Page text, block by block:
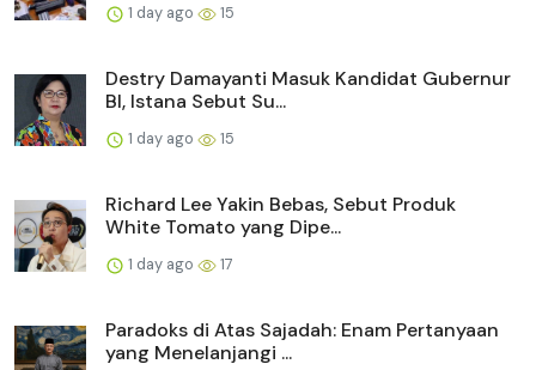
1 day ago 15
Destry Damayanti Masuk Kandidat Gubernur
BI, Istana Sebut Su...
1 day ago 15
Richard Lee Yakin Bebas, Sebut Produk
White Tomato yang Dipe...
1 day ago 17
Paradoks di Atas Sajadah: Enam Pertanyaan
yang Menelanjangi ...